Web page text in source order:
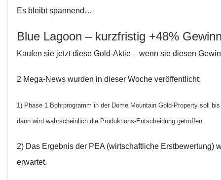
Es bleibt spannend…
Blue Lagoon – kurzfristig +48%
Kaufen sie jetzt diese Gold-Aktie – wenn sie diesen
2 Mega-News wurden in dieser Woche veröffentlicht:
1) Phase 1 Bohrprogramm in der Dome Mountain Gold-Property soll
dann wird wahrscheinlich die Produktions-Entscheidung getroffen.
2) Das Ergebnis der PEA (wirtschaftliche Erstbewertung)
erwartet.